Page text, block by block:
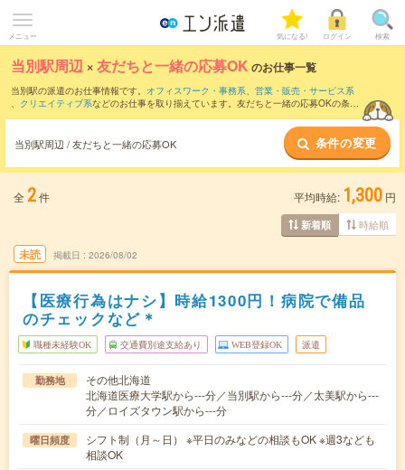
メニュー 気になる! ログイン 検索
当別駅周辺 ×友だちと一緒の応募OK のお仕事一覧
当別駅の派遣のお仕事情報です。 オフィスワーク・事務系、 営業・販売・サービス系
、 クリエイティブ系などのお仕事を取り揃えています。友だちと一緒の応募OKの条件
当別駅周辺 / 友だちと一緒の応募OK 条件の変更
全 2件 平均時給: 1,300 円
新着順 時給順
未読 掲載日 2026/08/02
【医療行為はナシ】時給1300円！病院で備品
のチェックなど＊
職種未経験OK 交通費別途支給あり WEB登録OK 派遣
勤務地
その他北海道
北海道医療大学駅から---分／当別駅から---分／太美駅から---
分／ロイズタウン駅から---分
曜日頻度
シフト制（月～日） ※平日のみなどの相談もOK ※週3なども
相談OK